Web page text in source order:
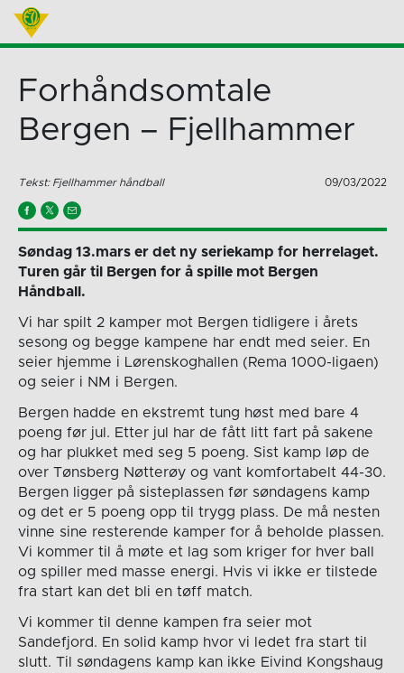
Forhåndsomtale
Bergen – Fjellhammer
Tekst: Fjellhammer håndball 09/03/2022
Søndag 13.mars er det ny seriekamp for herrelaget.
Turen går til Bergen for å spille mot Bergen
Håndball.
Vi har spilt 2 kamper mot Bergen tidligere i årets
sesong og begge kampene har endt med seier. En
seier hjemme i Lørenskoghallen (Rema 1000-ligaen)
og seier i NM i Bergen.
Bergen hadde en ekstremt tung høst med bare 4
poeng før jul. Etter jul har de fått litt fart på sakene
og har plukket med seg 5 poeng. Sist kamp løp de
over Tønsberg Nøtterøy og vant komfortabelt 44-30.
Bergen ligger på sisteplassen før søndagens kamp
og det er 5 poeng opp til trygg plass. De må nesten
vinne sine resterende kamper for å beholde plassen.
Vi kommer til å møte et lag som kriger for hver ball
og spiller med masse energi. Hvis vi ikke er tilstede
fra start kan det bli en tøff match.
Vi kommer til denne kampen fra seier mot
Sandefjord. En solid kamp hvor vi ledet fra start til
slutt. Til søndagens kamp kan ikke Eivind Kongshaug